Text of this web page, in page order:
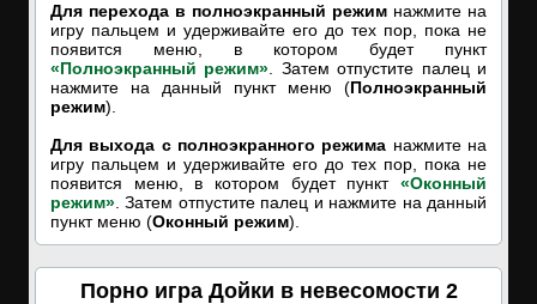
Для перехода в полноэкранный режим нажмите на
игру пальцем и удерживайте его до тех пор, пока не
появится меню, в котором будет пункт
«Полноэкранный режим» . Затем отпустите палец и
нажмите на данный пункт меню (Полноэкранный
режим).
Для выхода с полноэкранного режима нажмите на
игру пальцем и удерживайте его до тех пор, пока не
появится меню, в котором будет пункт «Оконный
режим» . Затем отпустите палец и нажмите на данный
пункт меню (Оконный режим).
Порно игра Дойки в невесомости 2